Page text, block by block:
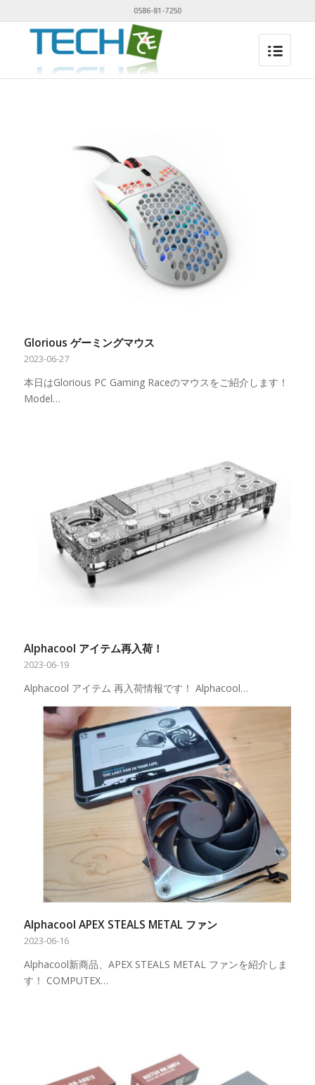
0586-81-7250
Glorious ゲーミングマウス
2023-06-27
本日はGlorious PC Gaming Raceのマウスをご紹介します！
Model…
Alphacool アイテム再入荷！
2023-06-19
Alphacool アイテム 再入荷情報です！ Alphacool…
Alphacool APEX STEALS METAL ファン
2023-06-16
Alphacool新商品、APEX STEALS METAL ファンを紹介しま
す！ COMPUTEX…